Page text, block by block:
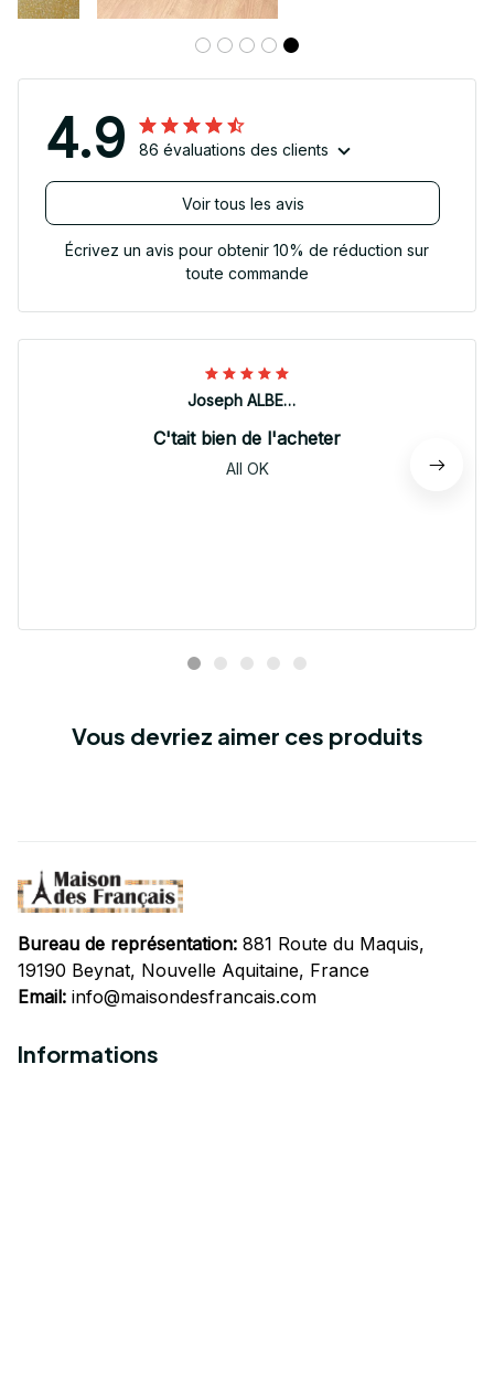
4.9 86 évaluations des clients
Voir tous les avis
Écrivez un avis pour obtenir 10% de réduction sur
toute commande
Joseph ALBERTINI
C'tait bien de l'acheter
All OK
Vous devriez aimer ces produits
Bureau de représentation: 881 Route du Maquis,
19190 Beynat, Nouvelle Aquitaine, France
Email: info@maisondesfrancais.com
Informations